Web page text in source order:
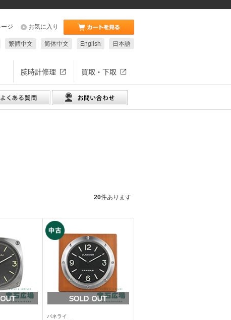
お気に入り
ジ
日本語
English
简体中文
繁體中文
腕時計修理 買取・下取
20件あります
パネライ